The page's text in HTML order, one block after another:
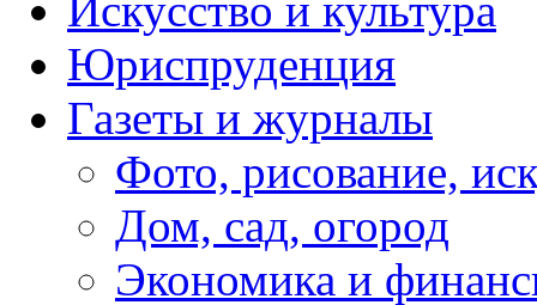
Юриспруденция
Газеты и журналы
Фото, рисование,
Дом, сад, огород
Экономика и